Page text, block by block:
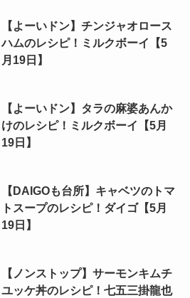
【よーいドン】チンジャオロース
ハムのレシピ！ミルクボーイ【5
月19日】
【よーいドン】タラの麻婆あんか
けのレシピ！ミルクボーイ【5月
19日】
【DAIGOも台所】キャベツのトマ
トスープのレシピ！ダイゴ【5月
19日】
【ノンストップ】サーモンキムチ
ユッケ丼のレシピ！七五三掛龍也